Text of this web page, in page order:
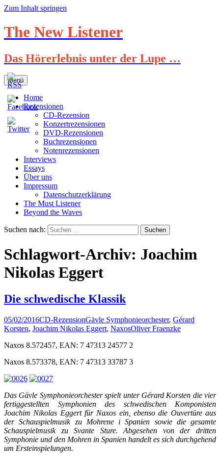
Zum Inhalt springen
The New Listener
Das Hörerlebnis unter der Lupe …
Menü
Home
Rezensionen
CD-Rezension
Konzertrezensionen
DVD-Rezensionen
Buchrezensionen
Notenrezensionen
Interviews
Essays
Über uns
Impressum
Datenschutzerklärung
The Must Listener
Beyond the Waves
Suchen nach:
Schlagwort-Archiv: Joachim
Nikolas Eggert
Die schwedische Klassik
05/02/2016CD-RezensionGävle Symphonieorchester, Gérard
Korsten, Joachim Nikolas Eggert, NaxosOliver Fraenzke
Naxos 8.572457, EAN: 7 47313 24577 2
Naxos 8.573378, EAN: 7 47313 33787 3
Das Gävle Symphonieorchester spielt unter Gérard Korsten die vier
fertiggestellten Symphonien des schwedischen Komponisten
Joachim Nikolas Eggert für Naxos ein, ebenso die Ouvertüre aus
der Schauspielmusik zu Mohrene i Spanien sowie die gesamte
Schauspielmusik zu Svante Sture. Abgesehen von der dritten
Symphonie und den Mohren in Spanien handelt es sich durchgehend
um Ersteinspielungen.